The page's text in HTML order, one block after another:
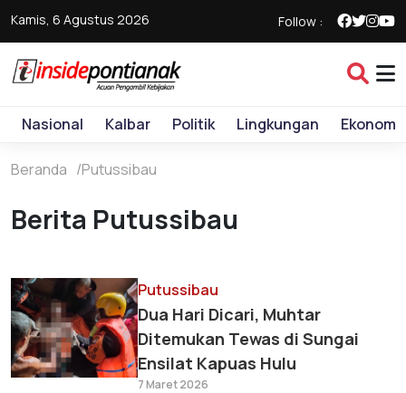
Kamis, 6 Agustus 2026 Follow :
Nasional Kalbar Politik Lingkungan Ekonomi
Beranda Putussibau
Berita Putussibau
Putussibau
Dua Hari Dicari, Muhtar
Ditemukan Tewas di Sungai
Ensilat Kapuas Hulu
7 Maret 2026